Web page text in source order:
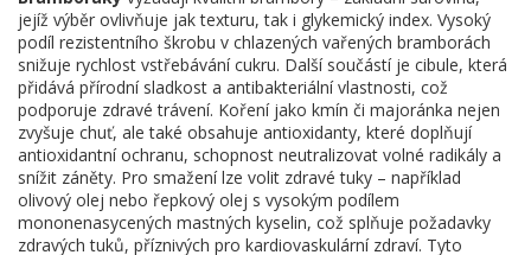
jejíž výběr ovlivňuje jak texturu, tak i glykemický index. Vysoký
podíl rezistentního škrobu v chlazených vařených bramborách
snižuje rychlost vstřebávání cukru. Další součástí je cibule, která
přidává přírodní sladkost a antibakteriální vlastnosti, což
podporuje zdravé trávení. Koření jako kmín či majoránka nejen
zvyšuje chuť, ale také obsahuje antioxidanty, které doplňují
antioxidantní ochranu, schopnost neutralizovat volné radikály a
snížit záněty. Pro smažení lze volit zdravé tuky – například
olivový olej nebo řepkový olej s vysokým podílem
mononenasycených mastných kyselin, což splňuje požadavky
zdravých tuků, příznivých pro kardiovaskulární zdraví. Tyto